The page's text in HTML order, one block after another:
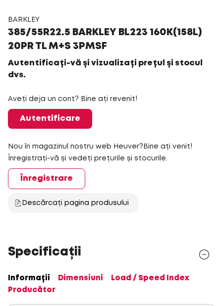
BARKLEY
385/55R22.5 BARKLEY BL223 160K(158L)
20PR TL M+S 3PMSF
Autentificați-vă și vizualizați prețul și stocul
dvs.
Aveți deja un cont? Bine ați revenit!
Autentificare
Nou în magazinul nostru web Heuver?Bine ați venit!
Înregistrați-vă și vedeți prețurile și stocurile.
Înregistrare
Descărcați pagina produsului
Specificații
Informații Dimensiuni
Load / Speed Index
Producător